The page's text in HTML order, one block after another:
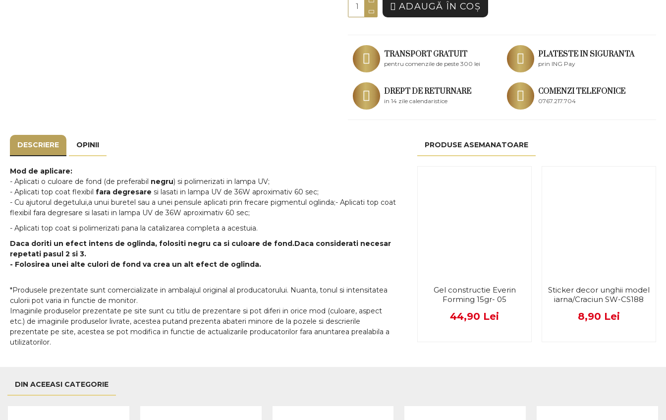
ADAUGĂ ÎN COŞ
TRANSPORT GRATUIT
pentru comenzile de peste 300 lei
PLATESTE IN SIGURANTA
prin ING Pay
DREPT DE RETURNARE
in 14 zile calendaristice
COMENZI TELEFONICE
0767.217.704
DESCRIERE OPINII
Mod de aplicare:
- Aplicati o culoare de fond (de preferabil negru) si polimerizati in lampa UV;
- Aplicati top coat flexibil fara degresare si lasati in lampa UV de 36W aproximativ 60 sec;
- Cu ajutorul degetului,a unui buretel sau a unei pensule aplicati prin frecare pigmentul oglinda;- Aplicati top coat
flexibil fara degresare si lasati in lampa UV de 36W aproximativ 60 sec;
- Aplicati top coat si polimerizati pana la catalizarea completa a acestuia.
Daca doriti un efect intens de oglinda, folositi negru ca si culoare de fond.Daca considerati necesar
repetati pasul 2 si 3.
- Folosirea unei alte culori de fond va crea un alt efect de oglinda.
*Produsele prezentate sunt comercializate in ambalajul original al producatorului. Nuanta, tonul si intensitatea
culorii pot varia in functie de monitor.
Imaginile produselor prezentate pe site sunt cu titlu de prezentare si pot diferi in orice mod (culoare, aspect
etc.) de imaginile produselor livrate, acestea putand prezenta abateri minore de la pozele si descrierile
prezentate pe site, acestea se pot modifica in functie de actualizarile producatorilor fara anuntarea prealabila a
utilizatorilor.
PRODUSE ASEMANATOARE
Gel constructie Everin
Forming 15gr- 05
44,90 Lei
Sticker decor unghii model
iarna/Craciun SW-CS188
8,90 Lei
DIN ACEEASI CATEGORIE